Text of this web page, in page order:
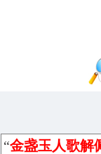
“金盏玉人歌解